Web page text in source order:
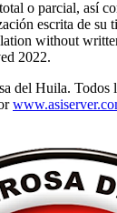
o parcial, así
escrita de su
without
2022.
del Huila. Todos